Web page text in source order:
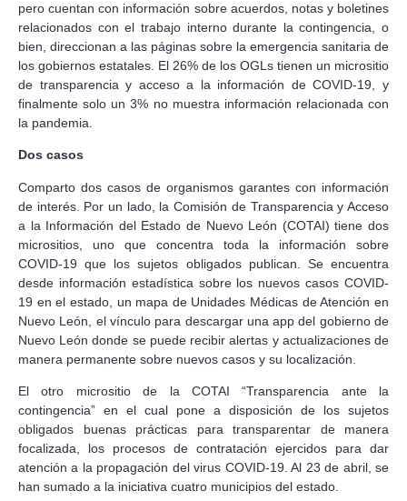
pero cuentan con información sobre acuerdos, notas y boletines
relacionados con el trabajo interno durante la contingencia, o
bien, direccionan a las páginas sobre la emergencia sanitaria de
los gobiernos estatales. El 26% de los OGLs tienen un micrositio
de transparencia y acceso a la información de COVID-19, y
finalmente solo un 3% no muestra información relacionada con
la pandemia.
Dos casos
Comparto dos casos de organismos garantes con información
de interés. Por un lado, la Comisión de Transparencia y Acceso
a la Información del Estado de Nuevo León (COTAI) tiene dos
micrositios, uno que concentra toda la información sobre
COVID-19 que los sujetos obligados publican. Se encuentra
desde información estadística sobre los nuevos casos COVID-
19 en el estado, un mapa de Unidades Médicas de Atención en
Nuevo León, el vínculo para descargar una app del gobierno de
Nuevo León donde se puede recibir alertas y actualizaciones de
manera permanente sobre nuevos casos y su localización.
El otro micrositio de la COTAI “Transparencia ante la
contingencia” en el cual pone a disposición de los sujetos
obligados buenas prácticas para transparentar de manera
focalizada, los procesos de contratación ejercidos para dar
atención a la propagación del virus COVID-19. Al 23 de abril, se
han sumado a la iniciativa cuatro municipios del estado.